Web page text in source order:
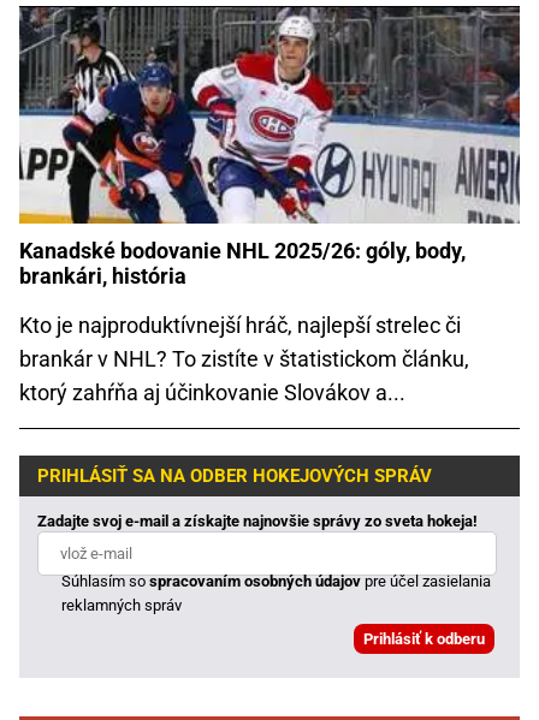
Kanadské bodovanie NHL 2025/26: góly, body,
brankári, história
Kto je najproduktívnejší hráč, najlepší strelec či
brankár v NHL? To zistíte v štatistickom článku,
ktorý zahŕňa aj účinkovanie Slovákov a...
PRIHLÁSIŤ SA NA ODBER HOKEJOVÝCH SPRÁV
Zadajte svoj e-mail a získajte najnovšie správy zo sveta hokeja!
Súhlasím sospracovaním osobných údajovpre účel zasielania
reklamných správ